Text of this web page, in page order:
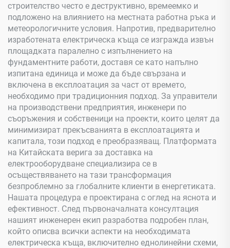
строителство често е деструктивно, времеемко и
подложено на влиянието на местната работна ръка и
метеорологичните условия. Напротив, предварително
изработената електрическа къща се изгражда извън
площадката паралелно с изпълнението на
фундаментните работи, доставя се като напълно
изпитана единица и може да бъде свързана и
включена в експлоатация за част от времето,
необходимо при традиционния подход. За управители
на производствени предприятия, инженери по
съоръжения и собственици на проекти, които целят да
минимизират прекъсванията в експлоатацията и
капитала, този подход е преобразяващ. Платформата
на Китайската верига за доставка на
електрооборудване специализира се в
осъществяването на тази трансформация
безпроблемно за глобалните клиенти в енергетиката.
Нашата процедура е проектирана с оглед на яснота и
ефективност. След първоначалната консултация
нашият инженерен екип разработва подробен план,
който описва всички аспекти на необходимата
електрическа къща, включително еднолинейни схеми,